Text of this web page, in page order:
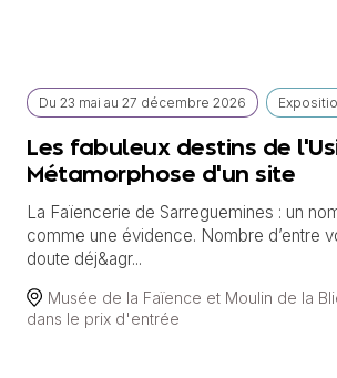
Du 23 mai au 27 décembre 2026
Les fabuleux destins de
Métamorphose d'un site
La Faïencerie de Sarreguemines : un
comme une évidence. Nombre d’entre
doute déj&agr...
Musée de la Faïence et Moulin de la
dans le prix d'entrée